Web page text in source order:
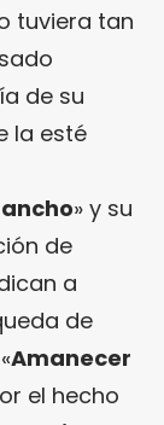
tuviera tan
de su
la esté
» y su
de
a
de
Amanecer
el hecho